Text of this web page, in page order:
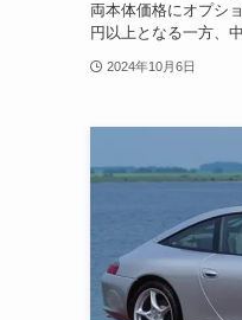
両本体価格にオプシ
円以上となる一方、
2024年10月6日